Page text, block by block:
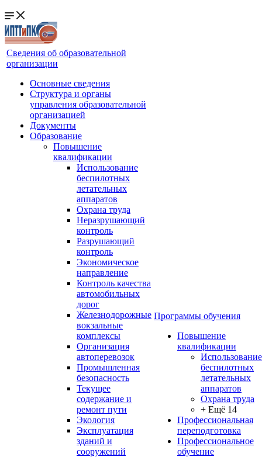
Сведения об образовательной
организации
Основные сведения
Структура и органы
управления образовательной
организацией
Документы
Образование
Повышение
квалификации
Использование
беспилотных
летательных
аппаратов
Охрана труда
Неразрушающий
контроль
Разрушающий
контроль
Экономическое
направление
Контроль качества
автомобильных
дорог
Железнодорожные
вокзальные
комплексы
Организация
автоперевозок
Промышленная
безопасность
Текущее
содержание и
ремонт пути
Экология
Эксплуатация
зданий и
сооружений
Программы обучения
Повышение
квалификации
Использование
беспилотных
летательных
аппаратов
Охрана труда
+ Ещё 14
Профессиональная
переподготовка
Профессиональное
обучение